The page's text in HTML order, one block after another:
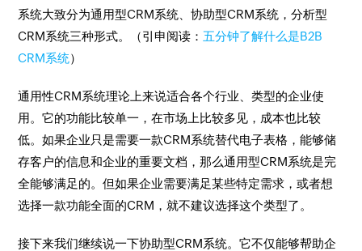
系统大致分为通用型CRM系统、协助型CRM系统，分析型
CRM系统三种形式。（引申阅读： 五分钟了解什么是B2B
CRM系统）
通用性CRM系统理论上来说适合各个行业、类型的企业使
用。它的功能比较单一，在市场上比较多见，成本也比较
低。如果企业只是需要一款CRM系统替代电子表格，能够储
存客户的信息和企业的重要文档，那么通用型CRM系统是完
全能够满足的。但如果企业需要满足某些特定需求，或者想
选择一款功能全面的CRM，就不建议选择这个类型了。
接下来我们继续说一下协助型CRM系统。它不仅能够帮助企